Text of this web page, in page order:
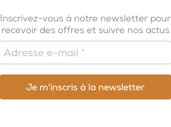
Inscrivez-vous à notre newsletter pour
recevoir des offres et suivre nos actus